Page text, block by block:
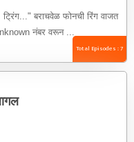
बराचवेळ फोनची रिंग वाजत
नंबर वरून ...
Total Episodes : 7